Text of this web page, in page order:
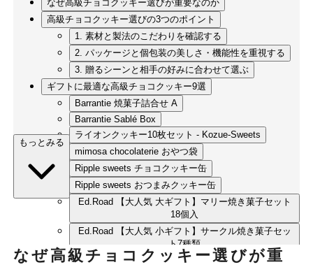
なぜ高級チョコクッキー選びが重要なのか
高級チョコクッキー選びの3つのポイント
1. 素材と製法のこだわりを確認する
2. パッケージと個包装の美しさ・機能性を重視する
3. 贈るシーンと相手の好みに合わせて選ぶ
ギフトに最適な高級チョコクッキー9選
Barrantie 焼菓子詰合せ A
Barrantie Sablé Box
ライオンクッキー10枚セット - Kozue-Sweets
mimosa chocolaterie おやつ袋
Ripple sweets チョコクッキー缶
Ripple sweets おつまみクッキー缶
Ed.Road 【大人気 大ギフト】マリー焼き菓子セット
18個入
Ed.Road 【大人気 小ギフト】サークル焼き菓子セッ
ト7種類
ラング・ド・シャ・サブレ ノワール&amp;レ
もっとみる
なぜ高級チョコクッキー選びが重